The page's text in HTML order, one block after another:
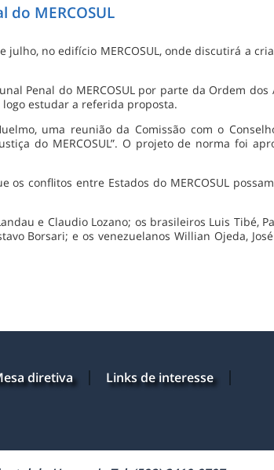
do MERCOSUL
no edifício MERCOSUL, onde discutirá a
Penal do MERCOSUL por parte da Ordem dos
estudar a referida proposta.
uma reunião da Comissão com o
do MERCOSUL”. O projeto de norma foi
conflitos entre Estados do MERCOSUL
e Claudio Lozano; os brasileiros Luis Tibé,
Borsari; e os venezuelanos Willian Ojeda,
diretiva
Links de interesse